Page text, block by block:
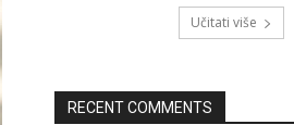
Učitati više
RECENT COMMENTS